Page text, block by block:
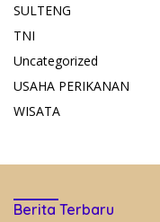
SULTENG
TNI
Uncategorized
USAHA PERIKANAN
WISATA
Berita Terbaru